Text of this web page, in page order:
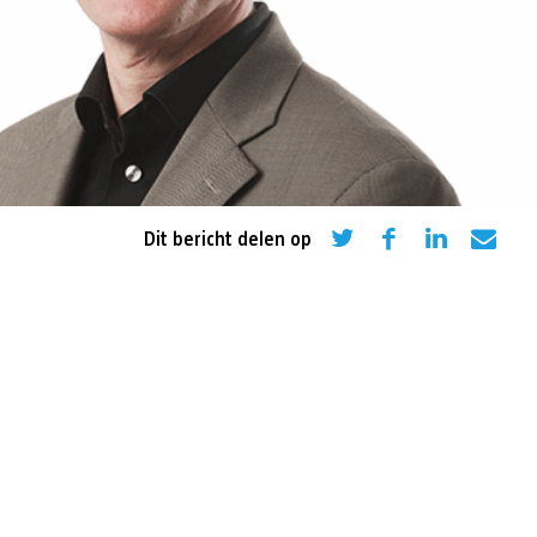
Asiel en migratie
Digitaal
Sport
Dit bericht delen op